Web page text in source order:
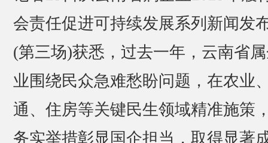
会责任促进可持续发展系列新闻发
(第三场)获悉，过去一年，云南省
业围绕民众急难愁盼问题，在农业
通、住房等关键民生领域精准施策
务实举措彰显国企担当，取得显著